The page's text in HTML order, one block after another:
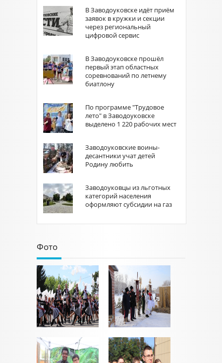
В Заводоуковске идёт приём
заявок в кружки и секции
через региональный
цифровой сервис
В Заводоуковске прошёл
первый этап областных
соревнований по летнему
биатлону
По программе "Трудовое
лето" в Заводоуковске
выделено 1 220 рабочих мест
Заводоуковские воины-
десантники учат детей
Родину любить
Заводоуковцы из льготных
категорий населения
оформляют субсидии на газ
Фото